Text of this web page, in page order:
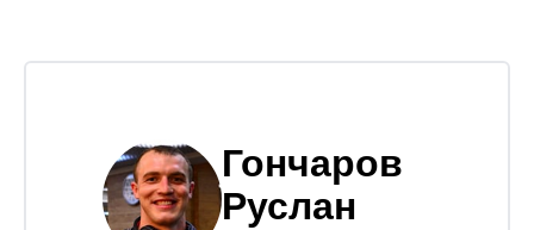
Гончаров
Руслан